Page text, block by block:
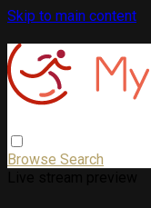
Skip to main content
Browse Search